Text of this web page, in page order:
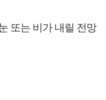
또는 비가 내릴 전망